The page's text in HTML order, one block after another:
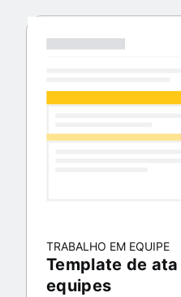
TRABALHO EM EQUIPE
Template de
equipes